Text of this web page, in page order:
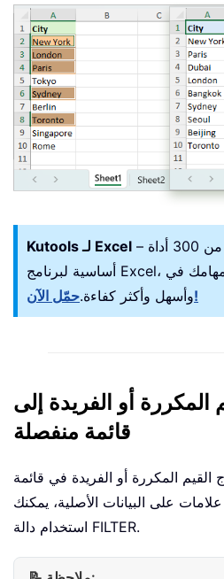
Kutools لـ Excel – تحتوي على أكثر من 300 أداة
أساسية لبرنامج Excel، لتُصبح مهامك في Excel أسرع
وأسهل وأكثر كفاءة.حمّل الآن!
المكررة أو الفريدة إلى
قائمة منفصلة
القيم المكررة أو الفريدة في قائمة
على البيانات الأصلية، يمكنك
استخدام دالة FILTER.